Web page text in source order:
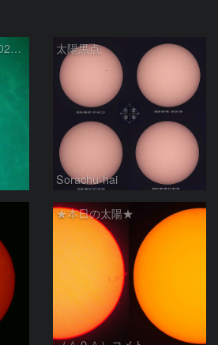
活動領域 4498,4500：2026/08/08 太陽黒点
Sorachu-hai
★本日の太陽★